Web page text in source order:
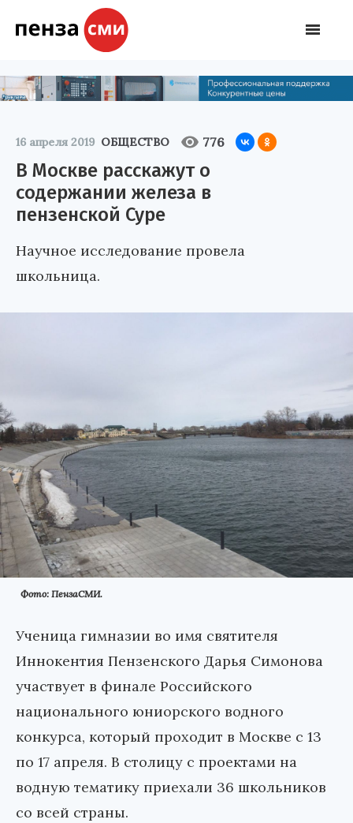
16 апреля 2019 ОБЩЕСТВО 776
В Москве расскажут о
содержании железа в
пензенской Суре
Научное исследование провела
школьница.
Фото: ПензаСМИ.
Ученица гимназии во имя святителя
Иннокентия Пензенского Дарья Симонова
участвует в финале Российского
национального юниорского водного
конкурса, который проходит в Москве с 13
по 17 апреля. В столицу с проектами на
водную тематику приехали 36 школьников
со всей страны.